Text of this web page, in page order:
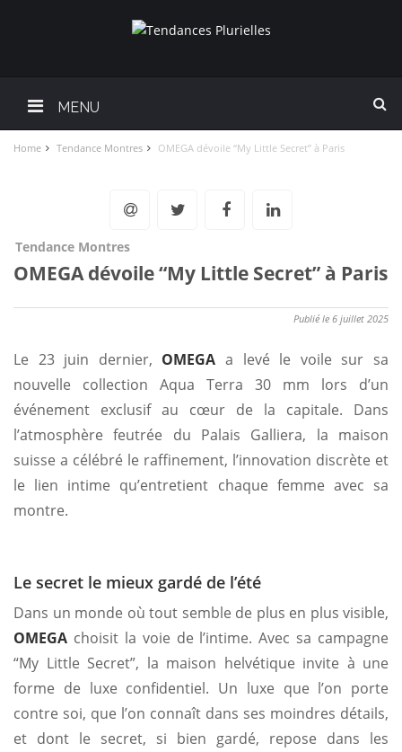
MENU
Home Tendance Montres OMEGA dévoile “My Little Secret” à Paris
Tendance Montres
OMEGA dévoile “My Little Secret” à Paris
Publié le 6 juillet 2025
Le 23 juin dernier, OMEGA a levé le voile sur sa
nouvelle collection Aqua Terra 30 mm lors d’un
événement exclusif au cœur de la capitale. Dans
l’atmosphère feutrée du Palais Galliera, la maison
suisse a célébré le raffinement, l’innovation discrète et
le lien intime qu’entretient chaque femme avec sa
montre.
Le secret le mieux gardé de l’été
Dans un monde où tout semble de plus en plus visible,
OMEGA choisit la voie de l’intime. Avec sa campagne
“My Little Secret”, la maison helvétique invite à une
forme de luxe confidentiel. Un luxe que l’on porte
contre soi, que l’on connaît dans ses moindres détails,
et dont le secret, si bien gardé, repose dans les